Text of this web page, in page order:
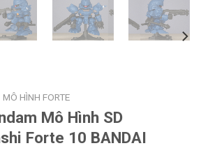
MÔ HÌNH FORTE
Mô Hình SD
Forte 10 BANDAI